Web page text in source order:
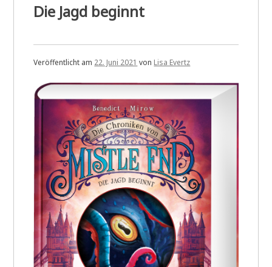
Die Jagd beginnt
Veröffentlicht am 22. Juni 2021 von Lisa Evertz